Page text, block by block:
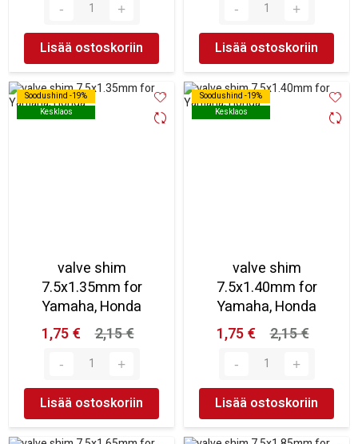
Lisää ostoskoriin Lisää ostoskoriin
Soodushind -19%
Kesklaos
Soodushind -19%
Kesklaos
valve shim
7.5x1.35mm for
Yamaha, Honda
1,75 €
2,15 €
Lisää ostoskoriin
Soodushind -19%
Kesklaos
Soodushind -19%
Kesklaos
valve shim
7.5x1.40mm for
Yamaha, Honda
1,75 €
2,15 €
Lisää ostoskoriin